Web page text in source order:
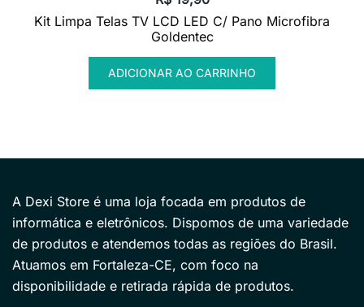
Kit Limpa Telas TV LCD LED C/ Pano Microfibra
Goldentec
ADICIONAR AO CARRINHO
A Dexi Store é uma loja focada em produtos de
informática e eletrônicos. Dispomos de uma variedade
de produtos e atendemos todas as regiões do Brasil.
Atuamos em Fortaleza-CE, com foco na
disponibilidade e retirada rápida de produtos.